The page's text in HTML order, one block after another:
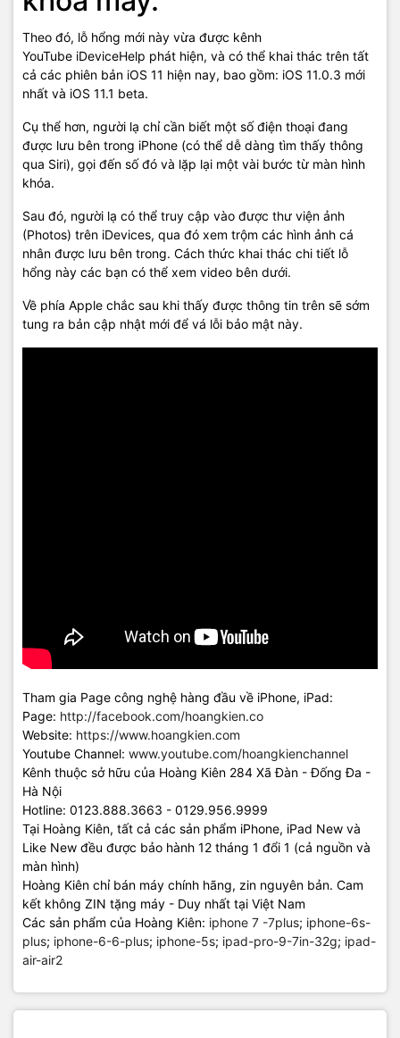
Theo đó, lỗ hổng mới này vừa được kênh
YouTube iDeviceHelp phát hiện, và có thể khai thác trên tất
cả các phiên bản iOS 11 hiện nay, bao gồm: iOS 11.0.3 mới
nhất và iOS 11.1 beta.
Cụ thể hơn, người lạ chỉ cần biết một số điện thoại đang
được lưu bên trong iPhone (có thể dễ dàng tìm thấy thông
qua Siri), gọi đến số đó và lặp lại một vài bước từ màn hình
khóa.
Sau đó, người lạ có thể truy cập vào được thư viện ảnh
(Photos) trên iDevices, qua đó xem trộm các hình ảnh cá
nhân được lưu bên trong. Cách thức khai thác chi tiết lỗ
hổng này các bạn có thể xem video bên dưới.
Về phía Apple chắc sau khi thấy được thông tin trên sẽ sớm
tung ra bản cập nhật mới để vá lỗi bảo mật này.
Tham gia Page công nghệ hàng đầu về iPhone, iPad:
Page: http://facebook.com/hoangkien.co
Website: https://www.hoangkien.com
Youtube Channel: www.youtube.com/hoangkienchannel
Kênh thuộc sở hữu của Hoàng Kiên 284 Xã Đàn - Đống Đa -
Hà Nội
Hotline: 0123.888.3663 - 0129.956.9999
Tại Hoàng Kiên, tất cả các sản phẩm iPhone, iPad New và
Like New đều được bảo hành 12 tháng 1 đổi 1 (cả nguồn và
màn hình)
Hoàng Kiên chỉ bán máy chính hãng, zin nguyên bản. Cam
kết không ZIN tặng máy - Duy nhất tại Việt Nam
Các sản phẩm của Hoàng Kiên: iphone 7 -7plus; iphone-6s-
plus; iphone-6-6-plus; iphone-5s; ipad-pro-9-7in-32g; ipad-
air-air2